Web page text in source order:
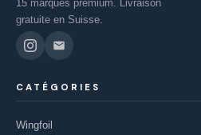
15 marques premium. Livraison
gratuite en Suisse.
CATÉGORIES
Wingfoil